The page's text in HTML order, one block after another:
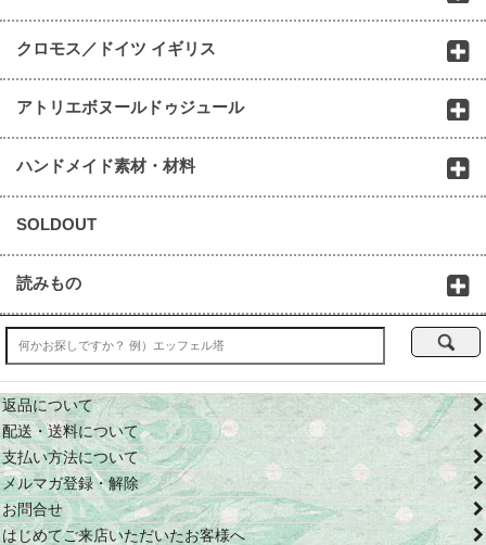
クロモス／ドイツ イギリス
アトリエボヌールドゥジュール
ハンドメイド素材・材料
SOLDOUT
読みもの
返品について
配送・送料について
支払い方法について
メルマガ登録・解除
お問合せ
はじめてご来店いただいたお客様へ